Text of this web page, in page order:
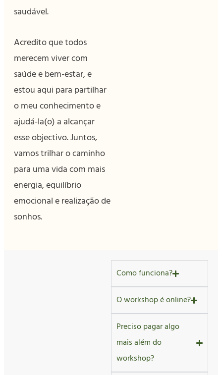
saudável.
Acredito que todos
merecem viver com
saúde e bem-estar, e
estou aqui para partilhar
o meu conhecimento e
ajudá-la(o) a alcançar
esse objectivo. Juntos,
vamos trilhar o caminho
para uma vida com mais
energia, equilíbrio
emocional e realização de
sonhos.
Como funciona?
O workshop é online?
Preciso pagar algo
mais além do
workshop?